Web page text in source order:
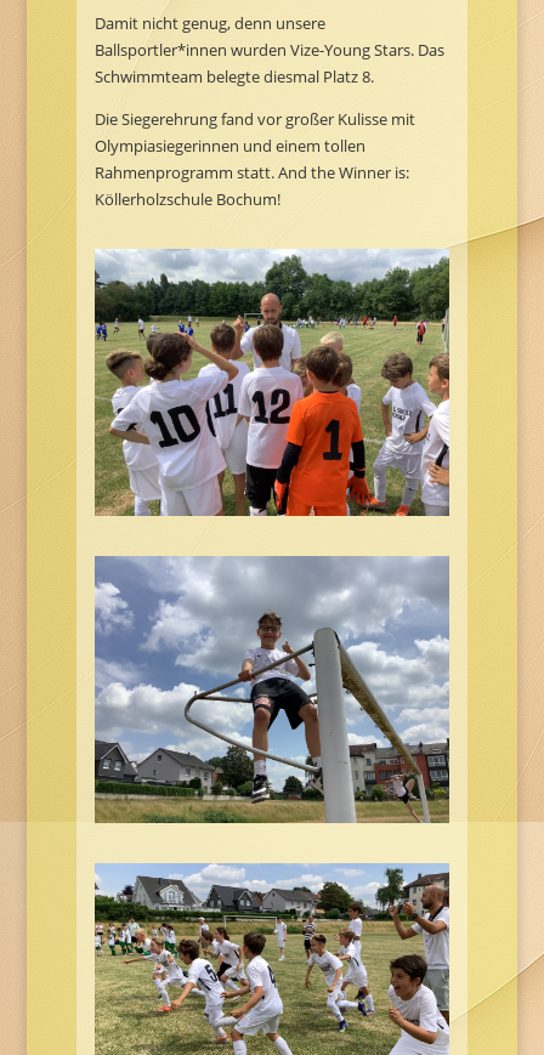
Damit nicht genug, denn unsere
Ballsportler*innen wurden Vize-Young Stars. Das
Schwimmteam belegte diesmal Platz 8.
Die Siegerehrung fand vor großer Kulisse mit
Olympiasiegerinnen und einem tollen
Rahmenprogramm statt. And the Winner is:
Köllerholzschule Bochum!